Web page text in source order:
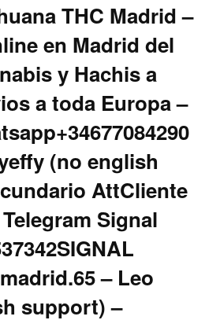
THC Madrid –
en Madrid del
y Hachis a
a toda Europa –
(no english
AttCliente
Signal
– Leo
support) –